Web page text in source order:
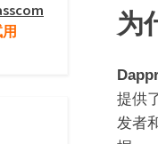
为
提供
发者